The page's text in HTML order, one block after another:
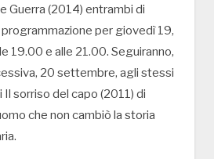
Guerra (2014) entrambi di
per giovedì 19,
19.00 e alle 21.00. Seguiranno,
20 settembre, agli stessi
Il sorriso del capo (2011) di
che non cambiò la storia